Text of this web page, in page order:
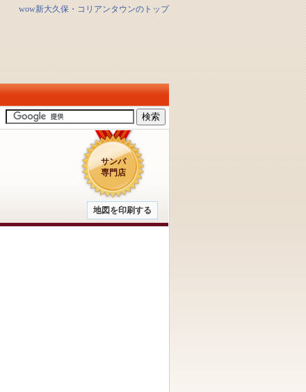
wow新大久保・コリアンタウンのトップ
サンパ
専門店
地図を印刷する